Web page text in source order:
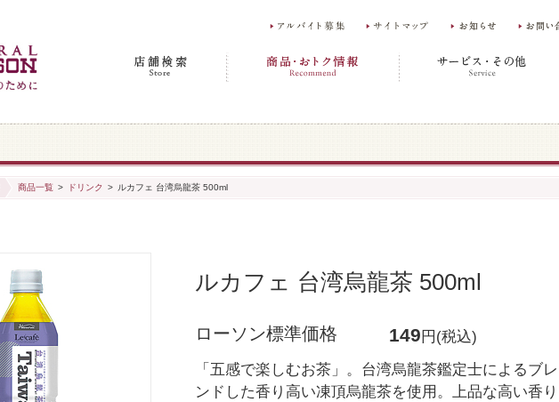
商品一覧 > ドリンク > ルカフェ 台湾烏龍茶 500ml
ルカフェ 台湾烏龍茶 500ml
ローソン標準価格 149 円(税込)
「五感で楽しむお茶」。台湾烏龍茶鑑定士によるブレ
ンドした香り高い凍頂烏龍茶を使用。上品な高い香り